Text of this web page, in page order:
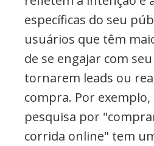
específicas do seu
usuários que têm
de se engajar com
tornarem leads ou
compra. Por
pesquisa por
corrida online" tem